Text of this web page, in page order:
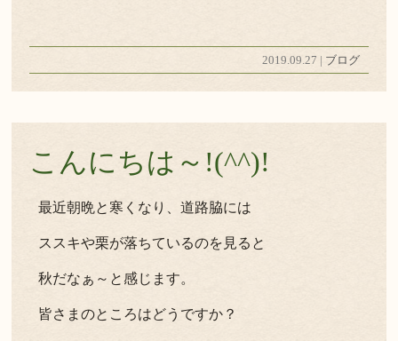
2019.09.27 | ブログ
こんにちは～!(^^)!
最近朝晩と寒くなり、道路脇には
ススキや栗が落ちているのを見ると
秋だなぁ～と感じます。
皆さまのところはどうですか？